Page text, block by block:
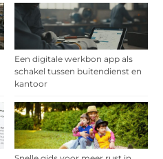
Een digitale werkbon app als
schakel tussen buitendienst en
kantoor